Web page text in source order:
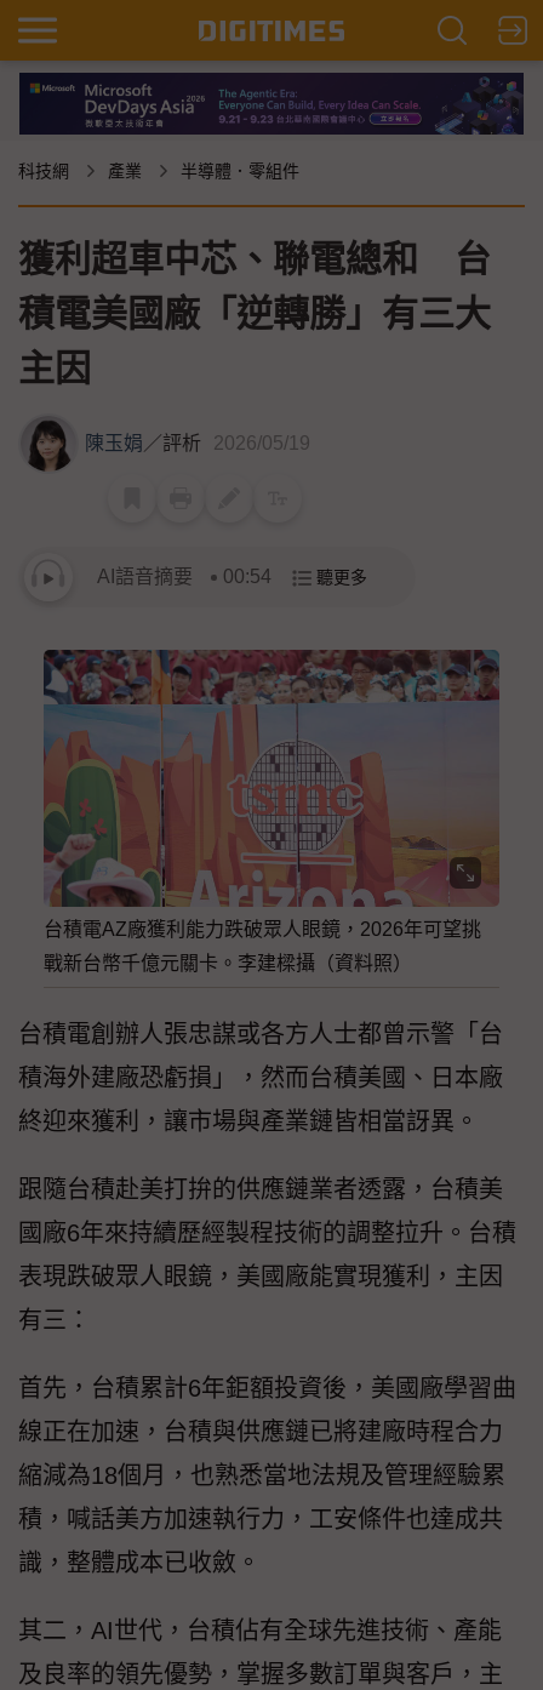
科技網 產業 半導體．零組件
獲利超車中芯、聯電總和 台
積電美國廠「逆轉勝」有三大
主因
陳玉娟／評析 2026/05/19
AI語音摘要 00:54 聽更多
台積電AZ廠獲利能力跌破眾人眼鏡，2026年可望挑
戰新台幣千億元關卡。李建樑攝（資料照）
台積電創辦人張忠謀或各方人士都曾示警「台
積海外建廠恐虧損」，然而台積美國、日本廠
終迎來獲利，讓市場與產業鏈皆相當訝異。
跟隨台積赴美打拚的供應鏈業者透露，台積美
國廠6年來持續歷經製程技術的調整拉升。台積
表現跌破眾人眼鏡，美國廠能實現獲利，主因
有三：
首先，台積累計6年鉅額投資後，美國廠學習曲
線正在加速，台積與供應鏈已將建廠時程合力
縮減為18個月，也熟悉當地法規及管理經驗累
積，喊話美方加速執行力，工安條件也達成共
識，整體成本已收斂。
其二，AI世代，台積佔有全球先進技術、產能
及良率的領先優勢，掌握多數訂單與客戶，主